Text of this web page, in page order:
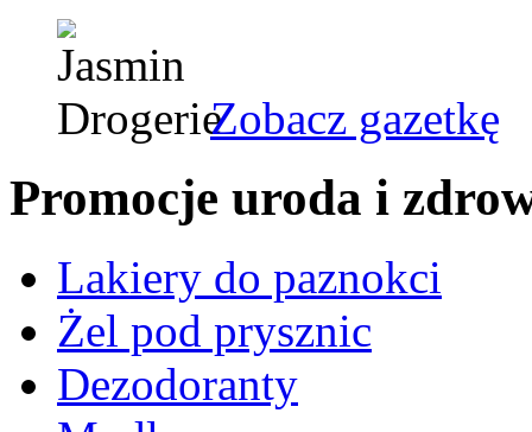
Zobacz gazetkę
Promocje uroda i
Lakiery do paznokci
Żel pod prysznic
Dezodoranty